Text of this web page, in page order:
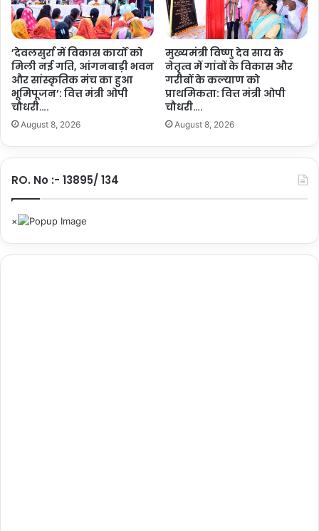
शा
स
न
का
सं
वे
द
न
शी
य
…
ड
के
आ
क
र्ष
क
गि
फ्ट
है
र
’देवलसुर्रा में विकास कार्यों को
मिली नई गति, आंगनबाड़ी भवन
और सांस्कृतिक मंच का हुआ
भूमिपूजन’: वित्त मंत्री ओपी
चौधरी….
August 8, 2026
मुख्यमंत्री विष्णु देव साय के
नेतृत्व में गांवों के विकास और
गरीबों के कल्याण को
प्राथमिकता: वित्त मंत्री ओपी
चौधरी….
August 8, 2026
RO. No :- 13895/ 134